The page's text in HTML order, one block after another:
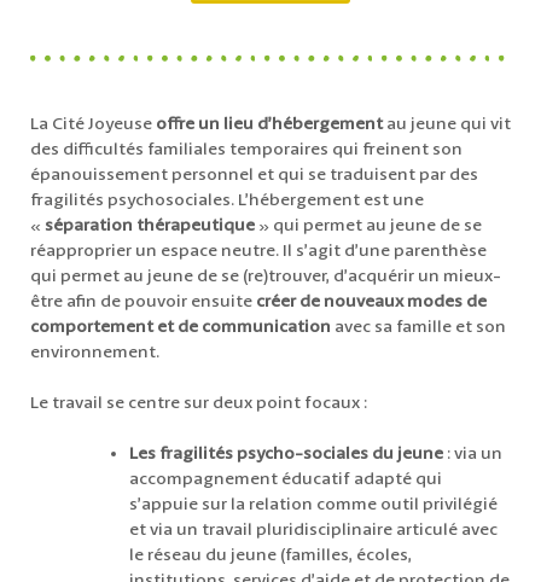
La Cité Joyeuse offre un lieu d’hébergementau jeune qui vit
des difficultés familiales temporaires qui freinent son
épanouissement personnel et qui se traduisent par des
fragilités psychosociales. L’hébergement est une
« séparation thérapeutique » qui permet au jeune de se
réapproprier un espace neutre. Il s’agit d’une parenthèse
qui permet au jeune de se (re)trouver, d’acquérir un mieux-
être afin de pouvoir ensuite créer de nouveaux modes de
comportement et de communication avec sa famille et son
environnement.
Le travail se centre sur deux point focaux :
Les fragilités psycho-sociales du jeune : via un
accompagnement éducatif adapté qui
s’appuie sur la relation comme outil privilégié
et via un travail pluridisciplinaire articulé avec
le réseau du jeune (familles, écoles,